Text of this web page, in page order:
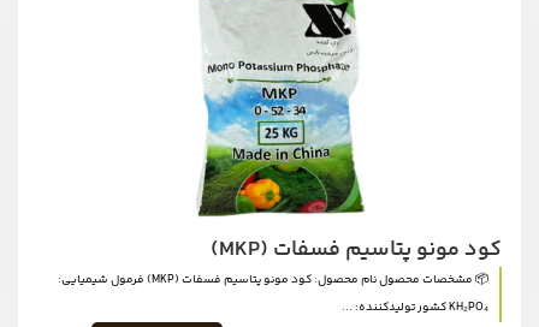
کود مونو پتاسیم فسفات (MKP)
📦 مشخصات محصول نام محصول: کود مونو پتاسیم فسفات (MKP) فرمول شیمیایی:
KH₂PO₄ کشور تولیدکننده: ...